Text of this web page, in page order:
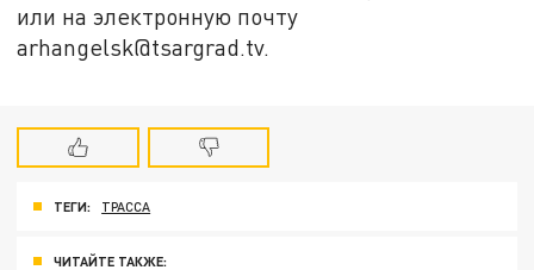
или на электронную почту
arhangelsk@tsargrad.tv.
ТЕГИ: ТРАССА
ЧИТАЙТЕ ТАКЖЕ: